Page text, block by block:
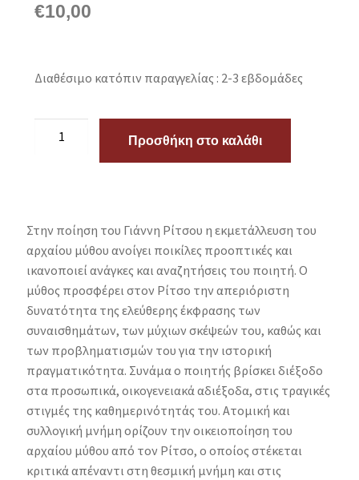
€10,00
Διαθέσιμο κατόπιν παραγγελίας : 2-3 εβδομάδες
Προσθήκη στο καλάθι
Στην ποίηση του Γιάννη Ρίτσου η εκμετάλλευση του
αρχαίου μύθου ανοίγει ποικίλες προοπτικές και
ικανοποιεί ανάγκες και αναζητήσεις του ποιητή. Ο
μύθος προσφέρει στον Ρίτσο την απεριόριστη
δυνατότητα της ελεύθερης έκφρασης των
συναισθημάτων, των μύχιων σκέψεών του, καθώς και
των προβληματισμών του για την ιστορική
πραγματικότητα. Συνάμα ο ποιητής βρίσκει διέξοδο
στα προσωπικά, οικογενειακά αδιέξοδα, στις τραγικές
στιγμές της καθημερινότητάς του. Ατομική και
συλλογική μνήμη ορίζουν την οικειοποίηση του
αρχαίου μύθου από τον Ρίτσο, ο οποίος στέκεται
κριτικά απέναντι στη θεσμική μνήμη και στις